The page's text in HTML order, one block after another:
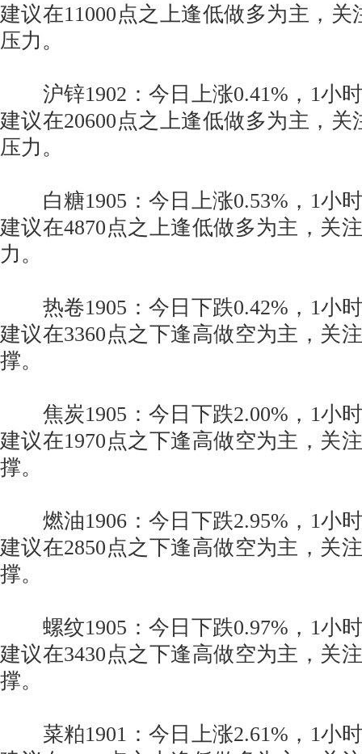
建议在11000点之上逢低做多为主，关
压力。
沪锌1902：今日上涨0.41%，1小
建议在20600点之上逢低做多为主，关
压力。
白糖1905：今日上涨0.53%，1小
建议在4870点之上逢低做多为主，关
力。
热卷1905：今日下跌0.42%，1小
建议在3360点之下逢高做空为主，关
撑。
焦炭1905：今日下跌2.00%，1小
建议在1970点之下逢高做空为主，关
撑。
燃油1906：今日下跌2.95%，1小
建议在2850点之下逢高做空为主，关
撑。
螺纹1905：今日下跌0.97%，1小
建议在3430点之下逢高做空为主，关
撑。
菜粕1901：今日上涨2.61%，1小